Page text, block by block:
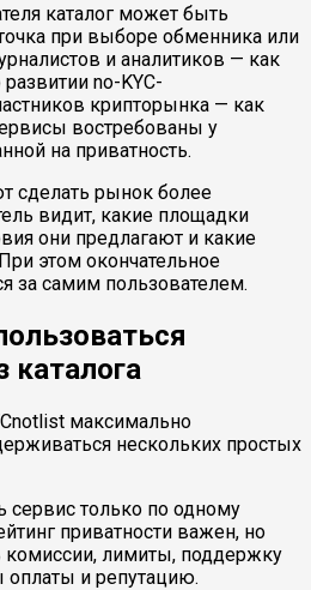
каталог может быть
при выборе обменника или
и аналитиков — как
no-KYC-
крипторынка — как
востребованы у
на приватность.
сделать рынок более
видит, какие площадки
они предлагают и какие
этом окончательное
за самим пользователем.
каталога
максимально
нескольких простых
только по одному
приватности важен, но
лимиты, поддержку
и репутацию.